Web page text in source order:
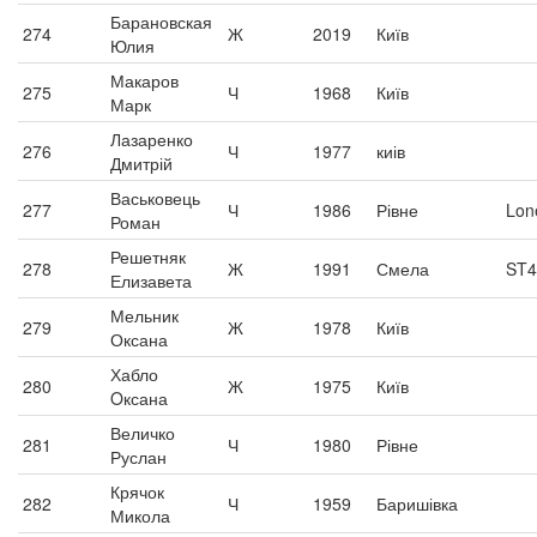
274
Барановская
Юлия
Ж 2019 Київ
275
Макаров
Марк
Ч 1968 Київ
276
Лазаренко
Дмитрій
Ч 1977 киів
277
Васьковець
Роман
Ч 1986 Рівне
278
Решетняк
Елизавета
Ж 1991 Смела ST4
279
Мельник
Оксана
Ж 1978 Київ
280
Хабло
Oксана
Ж 1975 Київ
281
Величко
Руслан
Ч 1980 Рівне
282
Крячок
Микола
Ч 1959 Баришівка